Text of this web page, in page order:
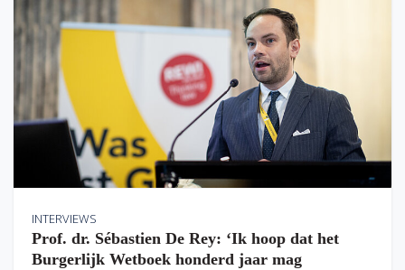
INTERVIEWS
Prof. dr. Sébastien De Rey: ‘Ik hoop dat het
Burgerlijk Wetboek honderd jaar mag